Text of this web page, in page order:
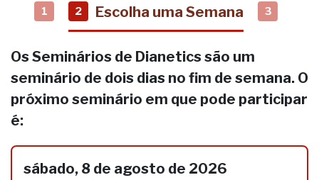
1 2 Escolha uma Semana 3
Os Seminários de Dianetics são um
seminário de dois dias no fim de semana. O
próximo seminário em que pode participar
é:
sábado, 8 de agosto de 2026